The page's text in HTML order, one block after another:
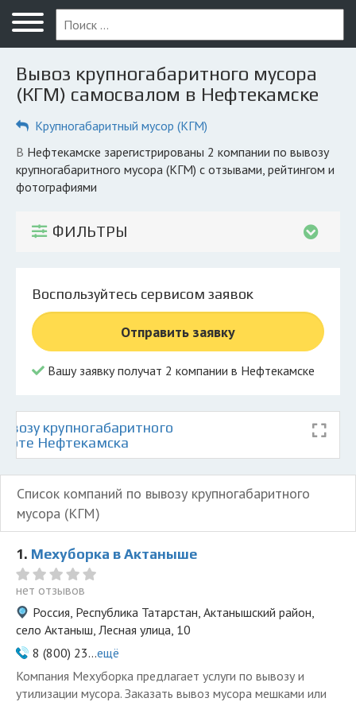
Меню
Главная
Вопрос юристу
Компании
КОМПАНИЯМ
© 2026 Все права защищены
Вывоз крупногабаритного мусора
(КГМ) самосвалом в Нефтекамске
Крупногабаритный мусор (КГМ)
в Нефтекамске зарегистрированы 2 компании по вывозу
крупногабаритного мусора (КГМ) с отзывами, рейтингом и
фотографиями
ФИЛЬТРЫ
Воспользуйтесь сервисом заявок
Отправить заявку
Вашу заявку получат 2 компании в Нефтекамске
крупногабаритного
Нефтекамска
Список компаний по вывозу крупногабаритного
мусора (КГМ)
1. Мехуборка в Актаныше
нет отзывов
Россия, Республика Татарстан, Актанышский район,
село Актаныш, Лесная улица, 10
8 (800) 23...ещё
Компания Мехуборка предлагает услуги по вывозу и
утилизации мусора. Заказать вывоз мусора мешками или